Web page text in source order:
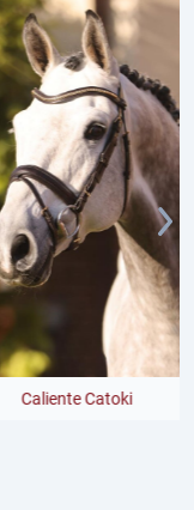
Caliente Catoki